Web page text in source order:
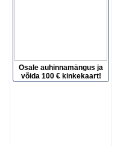
Osale auhinnamängus ja
võida 100 € kinkekaart!